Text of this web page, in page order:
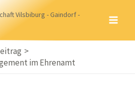
Vilsbiburg - Gaindorf -
im Ehrenamt